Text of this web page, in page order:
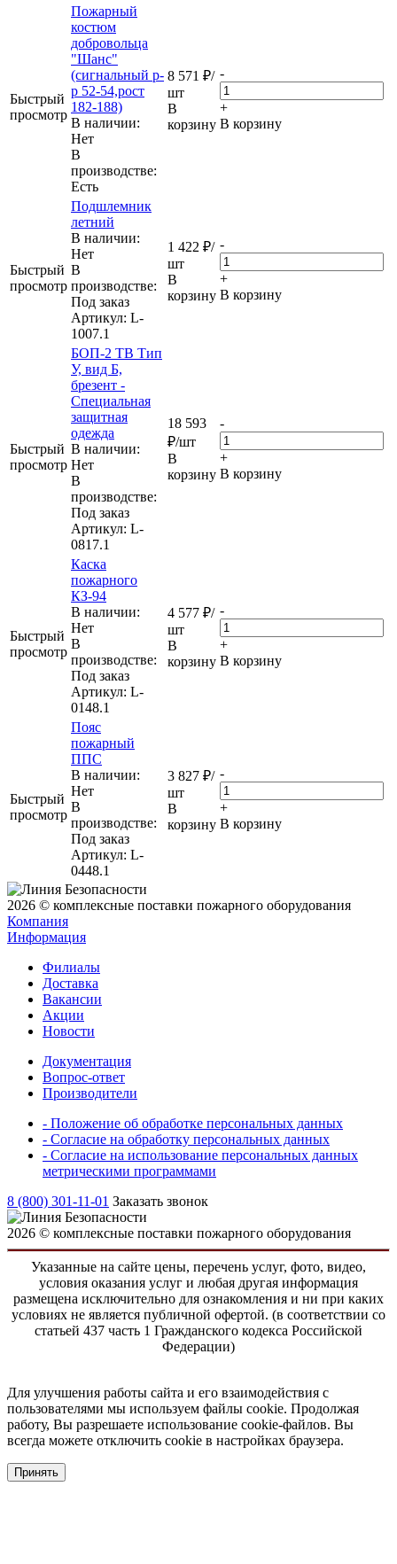
Быстрый
просмотр
Пожарный
костюм
добровольца
"Шанс"
(сигнальный р-
р 52-54,рост
182-188)
В наличии:
Нет
В
производстве:
Есть
8 571 ₽/
шт
В
корзину
-
+
В корзину
Быстрый
просмотр
Подшлемник
летний
В наличии:
Нет
В
производстве:
Под заказ
Артикул: L-
1007.1
1 422 ₽/
шт
В
корзину
-
+
В корзину
Быстрый
просмотр
БОП-2 ТВ Тип
У, вид Б,
брезент -
Специальная
защитная
одежда
В наличии:
Нет
В
производстве:
Под заказ
Артикул: L-
0817.1
18 593
₽/шт
В
корзину
-
+
В корзину
Быстрый
просмотр
Каска
пожарного
КЗ-94
В наличии:
Нет
В
производстве:
Под заказ
Артикул: L-
0148.1
4 577 ₽/
шт
В
корзину
-
+
В корзину
Быстрый
просмотр
Пояс
пожарный
ППС
В наличии:
Нет
В
производстве:
Под заказ
Артикул: L-
0448.1
3 827 ₽/
шт
В
корзину
-
+
В корзину
2026 © комплексные поставки пожарного оборудования
Компания
Информация
Филиалы
Доставка
Вакансии
Акции
Новости
Документация
Вопрос-ответ
Производители
- Положение об обработке персональных данных
- Согласие на обработку персональных данных
- Согласие на использование персональных данных
метрическими программами
8 (800) 301-11-01 Заказать звонок
2026 © комплексные поставки пожарного оборудования
Указанные на сайте цены, перечень услуг, фото, видео,
условия оказания услуг и любая другая информация
размещена исключительно для ознакомления и ни при каких
условиях не является публичной офертой. (в соответствии со
статьей 437 часть 1 Гражданского кодекса Российской
Федерации)
Для улучшения работы сайта и его взаимодействия с
пользователями мы используем файлы cookie. Продолжая
работу, Вы разрешаете использование cookie-файлов. Вы
всегда можете отключить cookie в настройках браузера.
Принять